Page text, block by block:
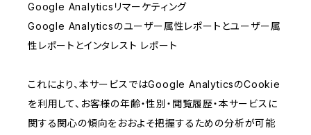
Google Analyticsリマーケティング
Google Analyticsのユーザー属性レポートとユーザー属
性レポートとインタレスト レポート
これにより、本サービスではGoogle AnalyticsのCookie
を利用して、お客様の年齢・性別・閲覧履歴・本サービスに
関する関心の傾向をおおよそ把握するための分析が可能